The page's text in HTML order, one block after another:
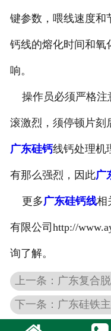
键参数，喂线速度和
钙线的熔化时间和氧
响。
操作员必须严格注
滚激烈，须停顿片刻
广东硅钙线钙处理机
有那么强烈，因此广
更多广东硅钙线相
有限公司http://
询了解。
下一条：广东硅铁